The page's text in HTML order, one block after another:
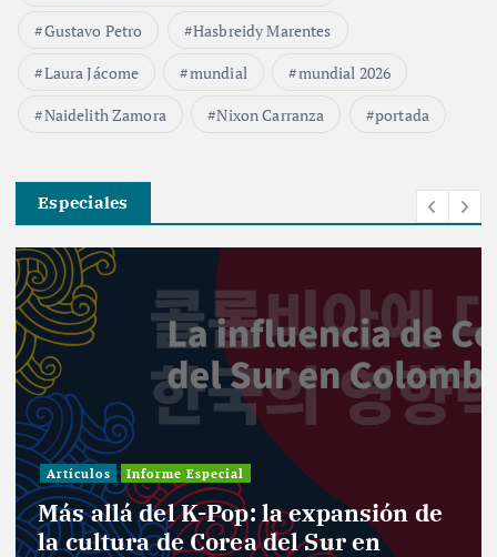
Gustavo Petro
Hasbreidy Marentes
Laura Jácome
mundial
mundial 2026
Naidelith Zamora
Nixon Carranza portada
Especiales
Artículos Informe Especial
Más allá del K-Pop: la expansión de
la cultura de Corea del Sur en